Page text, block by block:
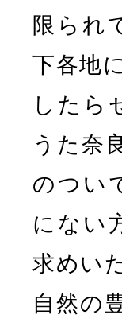
限られ
下各地
したら
うた奈
のつい
にない
求めい
自然の